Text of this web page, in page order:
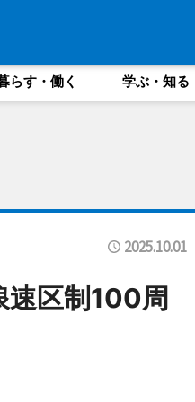
らす・働く 学ぶ・知る
2025.10.01
区制100周